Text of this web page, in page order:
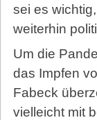
sei es
weiterhin
Um die
das Impfen
Fabeck
vielleicht mit